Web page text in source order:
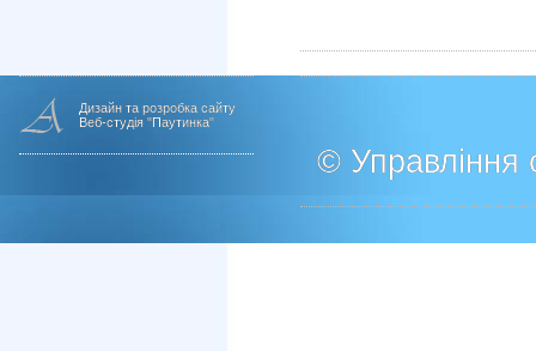
Дизайн та розробка сайту
Веб-студія "Паутинка"
© Управління